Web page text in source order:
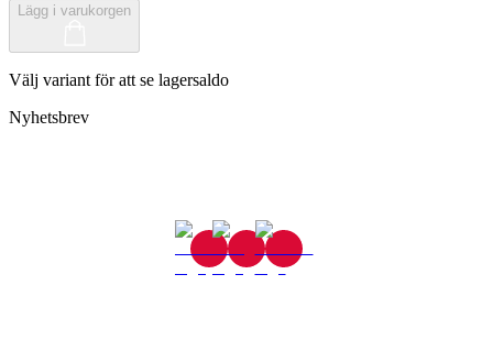
Lägg i varukorgen
Välj variant för att se lagersaldo
Nyhetsbrev